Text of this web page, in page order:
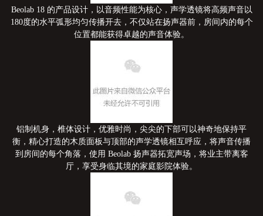
Beolab 18 的产品设计，以音频性能为核心，声学透镜将高频声音以
180度的水平弧形均匀传播开去，不仅站在扬声器前，房间内的每个
位置都能获得卓越的声音体验。
铝制机身，椎体设计，优雅时尚，尖尖的下部可以神奇地保持平
衡，精心打造的木质面板与顶部的声学透镜相互呼应，将声音传播
到房间的每个角落，使用 Beolab 扬声器拓宽声场，将业主带离客
厅，享受身临其境的家庭影院体验。